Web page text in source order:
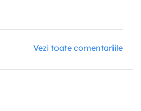
Vezi toate comentariile